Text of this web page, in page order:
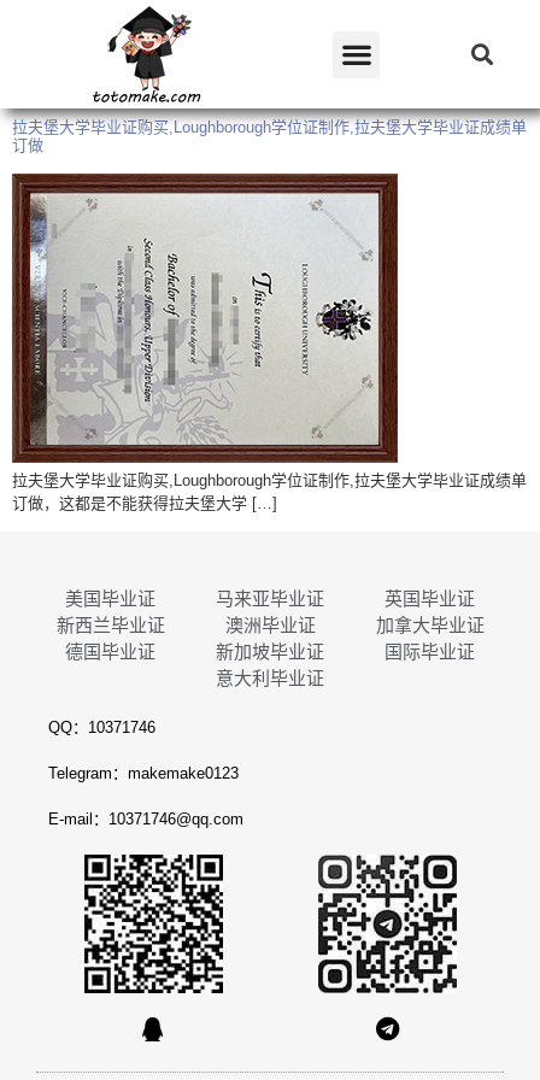
拉夫堡大学毕业证购买,Loughborough学位证制作,拉夫堡大学毕业证成绩单
订做
拉夫堡大学毕业证购买,Loughborough学位证制作,拉夫堡大学毕业证成绩单
订做，这都是不能获得拉夫堡大学 […]
美国毕业证 马来亚毕业证
英国毕业证
新西兰毕业证
澳洲毕业证
加拿大毕业证
德国毕业证
新加坡毕业证
国际毕业证
意大利毕业证
QQ：10371746
Telegram：makemake0123
E-mail：10371746@qq.com